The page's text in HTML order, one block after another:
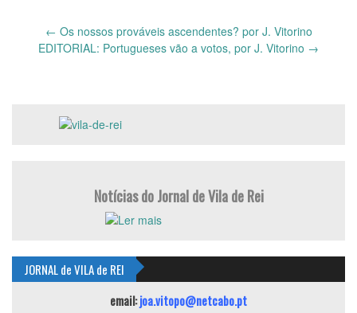
navigation
← Os nossos prováveis ascendentes? por J. Vitorino
EDITORIAL: Portugueses vão a votos, por J. Vitorino →
Notícias do Jornal de Vila de Rei
JORNAL de VILA de REI
email:joa.vitopo@netcabo.pt